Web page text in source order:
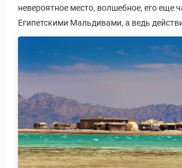
невероятное место, волшебное, его еще
Египетскими Мальдивами, а ведь